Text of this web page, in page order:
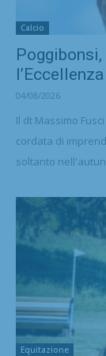
Calcio
04/08/2026
Il dt Massimo
cordata di
soltanto
Equitazione